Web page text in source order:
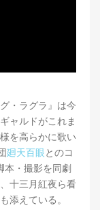
・ラグラ』は今
ャルドがこれま
を高らかに歌い
廻天百眼とのコ
本・撮影を同劇
十三月紅夜ら看
添えている。